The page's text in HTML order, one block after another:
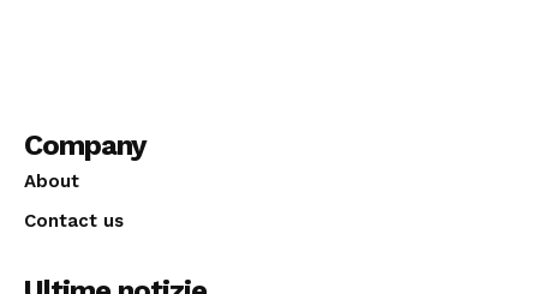
Company
About
Contact us